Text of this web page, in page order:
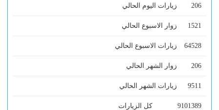
206 زيارات اليوم الحالي
1521 زوار الاسبوع الحالي
64528 زيارات الاسبوع الحالي
206 زوار الشهر الحالي
9511 زيارات الشهر الحالي
9101389 كل الزيارات